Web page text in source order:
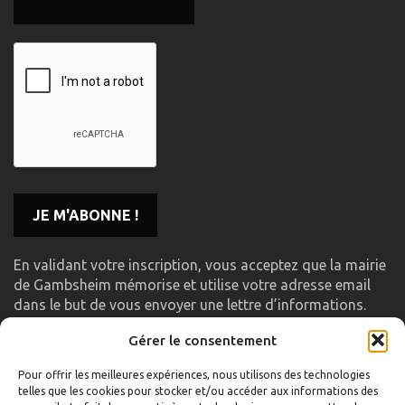
Gérer le consentement
Pour offrir les meilleures expériences, nous utilisons des technologies
telles que les cookies pour stocker et/ou accéder aux informations des
En validant votre inscription, vous acceptez que la mairie
de Gambsheim mémorise et utilise votre adresse email
dans le but de vous envoyer une lettre d’informations.
LIENS UTILES